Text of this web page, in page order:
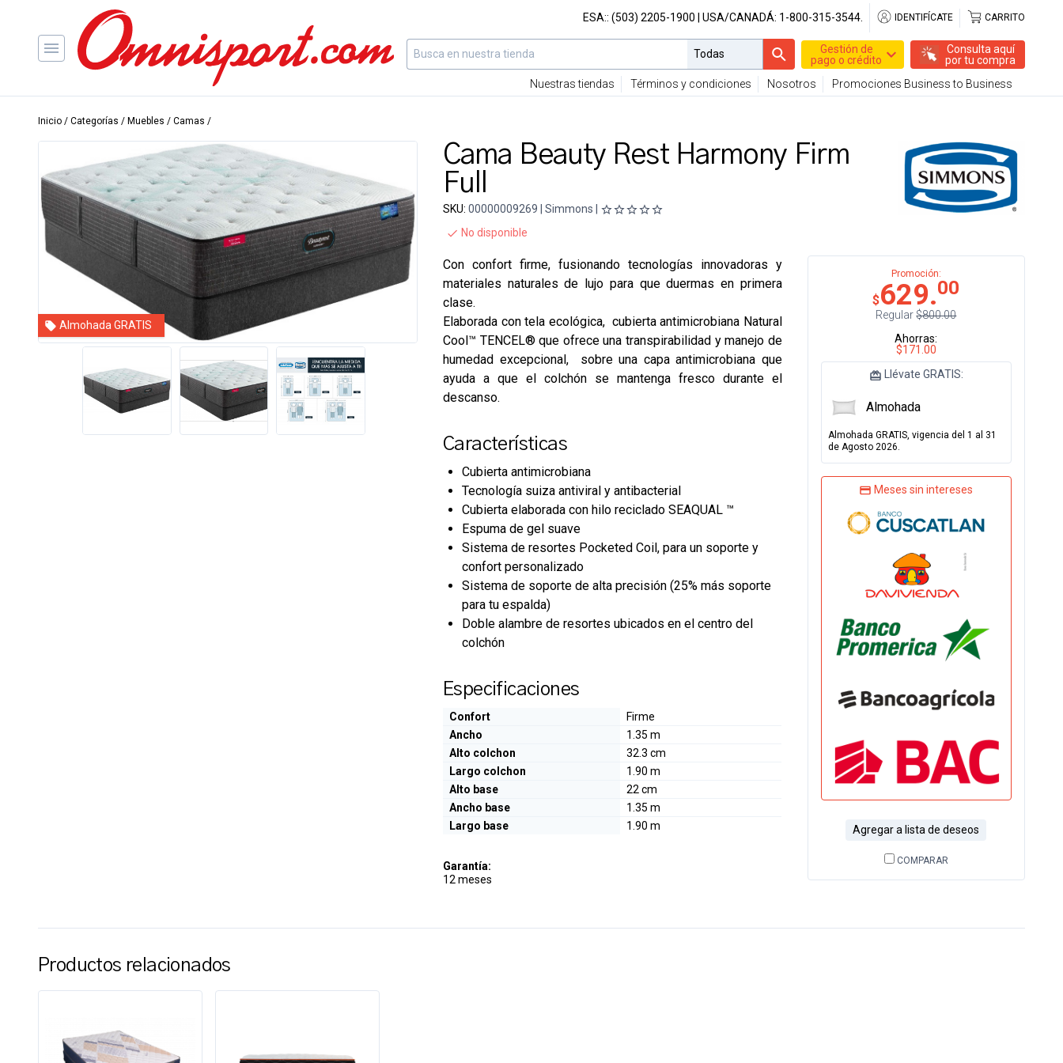
ESA:: (503) 2205-1900 | USA/CANADÁ: 1-800-315-3544. IDENTIFÍCATE CARRITO
Gestión de
pago o crédito
Consulta aquí
por tu compra
Nuestras tiendas
Términos y condiciones Nosotros Promociones Business to Business
Inicio / Categorías / Muebles / Camas /
Almohada GRATIS
Cama Beauty Rest Harmony Firm
Full
SKU: 00000009269 | Simmons |
No disponible
Promoción:
$629.00
Regular$800.00
Ahorras:
$171.00
Llévate GRATIS:
Almohada
Almohada GRATIS, vigencia del 1 al 31
de Agosto 2026.
Meses sin intereses
Agregar a lista de deseos
COMPARAR
Con confort firme, fusionando tecnologías innovadoras y
materiales naturales de lujo para que duermas en primera
clase.
Elaborada con tela ecológica, cubierta antimicrobiana Natural
Cool ™ TENCEL® que ofrece una transpirabilidad y manejo de
humedad excepcional, sobre una capa antimicrobiana que
ayuda a que el colchón se mantenga fresco durante el
descanso.
Características
Cubierta antimicrobiana
Tecnología suiza antiviral y antibacterial
Cubierta elaborada con hilo reciclado SEAQUAL ™
Espuma de gel suave
Sistema de resortes Pocketed Coil, para un soporte y
confort personalizado
Sistema de soporte de alta precisión (25% más soporte
para tu espalda)
Doble alambre de resortes ubicados en el centro del
colchón
Especificaciones
Confort
Firme
Ancho
1.35 m
Alto colchon
32.3 cm
Largo colchon
1.90 m
Alto base
22 cm
Ancho base
1.35 m
Largo base
1.90 m
Garantía:
12 meses
Productos relacionados